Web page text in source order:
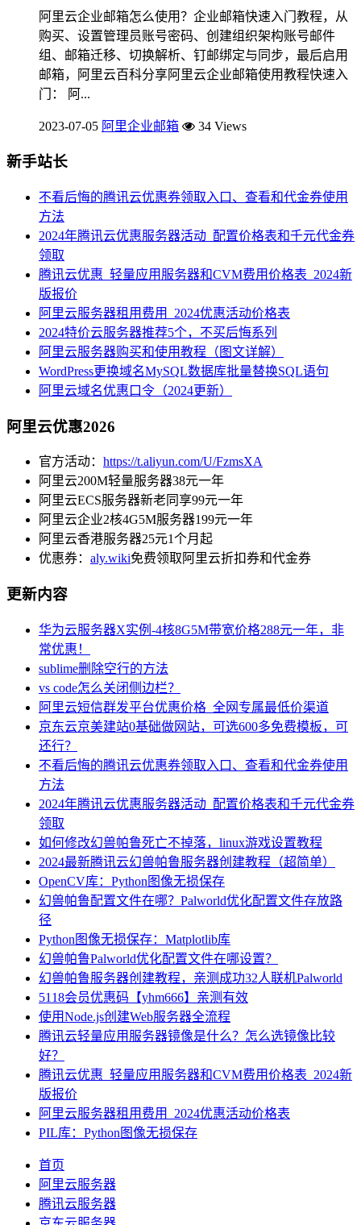
阿里云企业邮箱怎么使用？企业邮箱快速入门教程，从
购买、设置管理员账号密码、创建组织架构账号邮件
组、邮箱迁移、切换解析、钉邮绑定与同步，最后启用
邮箱，阿里云百科分享阿里云企业邮箱使用教程快速入
门： 阿...
2023-07-05 阿里企业邮箱 34 Views
新手站长
不看后悔的腾讯云优惠券领取入口、查看和代金券使用
方法
2024年腾讯云优惠服务器活动_配置价格表和千元代金券
领取
腾讯云优惠_轻量应用服务器和CVM费用价格表_2024新
版报价
阿里云服务器租用费用_2024优惠活动价格表
2024特价云服务器推荐5个，不买后悔系列
阿里云服务器购买和使用教程（图文详解）
WordPress更换域名MySQL数据库批量替换SQL语句
阿里云域名优惠口令（2024更新）
阿里云优惠2026
官方活动： https://t.aliyun.com/U/FzmsXA
阿里云200M轻量服务器38元一年
阿里云ECS服务器新老同享99元一年
阿里云企业2核4G5M服务器199元一年
阿里云香港服务器25元1个月起
优惠券： aly.wiki免费领取阿里云折扣券和代金券
更新内容
华为云服务器X实例-4核8G5M带宽价格288元一年，非
常优惠！
sublime删除空行的方法
vs code怎么关闭侧边栏？
阿里云短信群发平台优惠价格_全网专属最低价渠道
京东云京美建站0基础做网站，可选600多免费模板，可
还行？
不看后悔的腾讯云优惠券领取入口、查看和代金券使用
方法
2024年腾讯云优惠服务器活动_配置价格表和千元代金券
领取
如何修改幻兽帕鲁死亡不掉落，linux游戏设置教程
2024最新腾讯云幻兽帕鲁服务器创建教程（超简单）
OpenCV库：Python图像无损保存
幻兽帕鲁配置文件在哪？Palworld优化配置文件存放路
径
Python图像无损保存：Matplotlib库
幻兽帕鲁Palworld优化配置文件在哪设置？
幻兽帕鲁服务器创建教程，亲测成功32人联机Palworld
5118会员优惠码【yhm666】亲测有效
使用Node.js创建Web服务器全流程
腾讯云轻量应用服务器镜像是什么？怎么选镜像比较
好？
腾讯云优惠_轻量应用服务器和CVM费用价格表_2024新
版报价
阿里云服务器租用费用_2024优惠活动价格表
PIL库：Python图像无损保存
首页
阿里云服务器
腾讯云服务器